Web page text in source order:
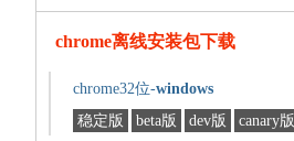
chrome离线安装包下载
chrome32位-windows
稳定版
beta版 dev版 canary版